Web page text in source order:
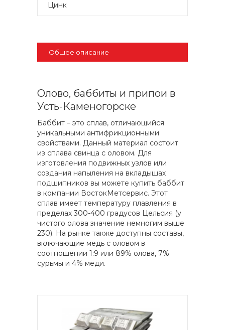
Цинк
Общее описание
Олово, баббиты и припои в
Усть-Каменогорске
Баббит – это сплав, отличающийся
уникальными антифрикционными
свойствами. Данный материал состоит
из сплава свинца с оловом. Для
изготовления подвижных узлов или
создания напыления на вкладышах
подшипников вы можете купить баббит
в компании ВостокМетсервис. Этот
сплав имеет температуру плавления в
пределах 300-400 градусов Цельсия (у
чистого олова значение немногим выше
230). На рынке также доступны составы,
включающие медь с оловом в
соотношении 1:9 или 89% олова, 7%
сурьмы и 4% меди.